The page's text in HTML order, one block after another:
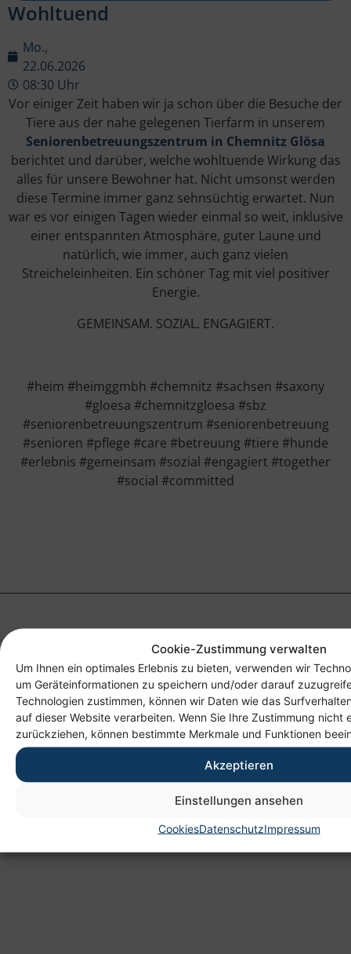
Cookie-Zustimmung verwalten
Um Ihnen ein optimales Erlebnis zu bieten, verwenden wir
um Geräteinformationen zu speichern und/oder darauf
Technologien zustimmen, können wir Daten wie das
auf dieser Website verarbeiten. Wenn Sie Ihre Zustimmung nicht
zurückziehen, können bestimmte Merkmale und Funktionen
Akzeptieren
Einstellungen ansehen
CookiesDatenschutzImpressum
Wohltuend
Mo.,
22.06.2026
08:30 Uhr
Vor einiger Zeit haben wir ja schon über die Besuche der
Tiere aus der nahe gelegenen Tierfarm in unserem
Seniorenbetreuungszentrum in Chemnitz Glösa
berichtet und darüber, welche wohltuende Wirkung das
alles für unsere Bewohner hat. Nicht umsonst werden
diese Termine immer ganz sehnsüchtig erwartet. Nun
war es vor einigen Tagen wieder einmal so weit, inklusive
einer entspannten Atmosphäre, guter Laune und
natürlich, wie immer, auch ganz vielen
Streicheleinheiten. Ein schöner Tag mit viel positiver
Energie.
GEMEINSAM. SOZIAL. ENGAGIERT.
#heim #heimggmbh #chemnitz #sachsen #saxony
#gloesa #chemnitzgloesa #sbz
#seniorenbetreuungszentrum #seniorenbetreuung
#senioren #pflege #care #betreuung #tiere #hunde
#erlebnis #gemeinsam #sozial #engagiert #together
#social #committed
Anschrift
Heim gemeinnützige GmbH
Lichtenauer Weg 1